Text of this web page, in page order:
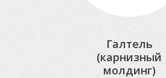
Галтель
(карнизный
молдинг)